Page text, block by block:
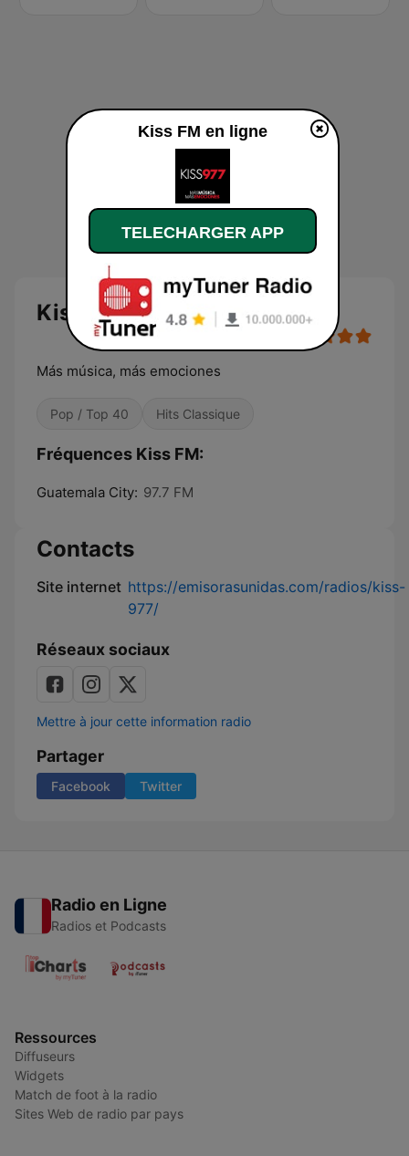
Kiss FM
Más música, más emociones
Pop / Top 40 Hits Classique
Fréquences Kiss FM:
Guatemala City: 97.7 FM
Contacts
Site internet https://emisorasunidas.com/radios/kiss-
977/
Réseaux sociaux
Mettre à jour cette information radio
Partager
Facebook Twitter
Radio en Ligne
Radios et Podcasts
Ressources
Diffuseurs
Widgets
Match de foot à la radio
Sites Web de radio par pays
Kiss FM en ligne
TELECHARGER APP